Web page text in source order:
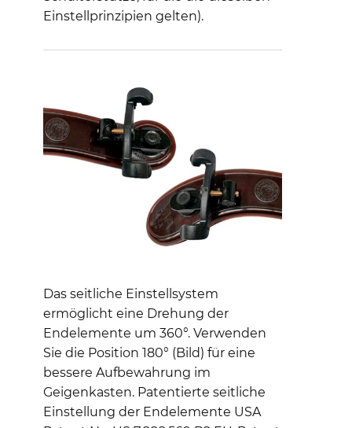
Einstellprinzipien gelten).
Das seitliche Einstellsystem
ermöglicht eine Drehung der
Endelemente um 360°. Verwenden
Sie die Position 180° (Bild) für eine
bessere Aufbewahrung im
Geigenkasten. Patentierte seitliche
Einstellung der Endelemente USA